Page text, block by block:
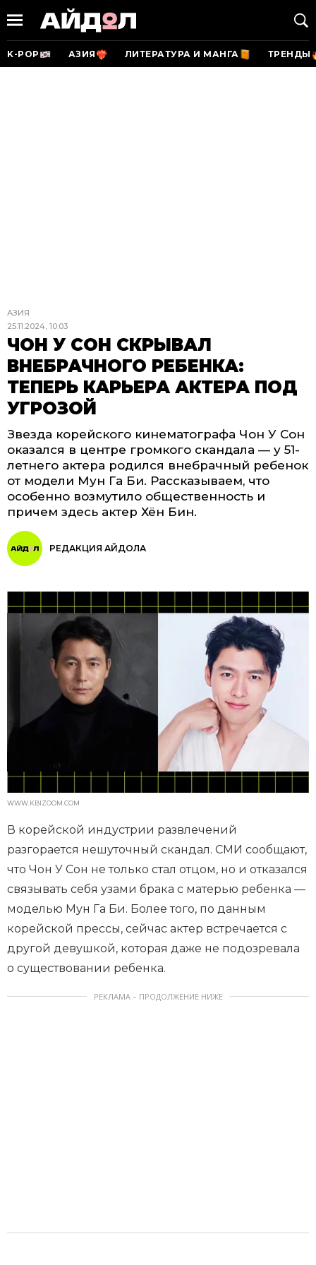
K-POP АЗИЯ ЛИТЕРАТУРА И МАНГА ТРЕНДЫ
АЗИЯ
25.11.2024, 10:03
ЧОН У СОН СКРЫВАЛ
ВНЕБРАЧНОГО РЕБЕНКА:
ТЕПЕРЬ КАРЬЕРА АКТЕРА ПОД
УГРОЗОЙ
Звезда корейского кинематографа Чон У Сон
оказался в центре громкого скандала — у 51-
летнего актера родился внебрачный ребенок
от модели Мун Га Би. Рассказываем, что
особенно возмутило общественность и
причем здесь актер Хён Бин.
РЕДАКЦИЯ АЙДОЛА
WWW.KBIZOOM.COM
В корейской индустрии развлечений
разгорается нешуточный скандал. СМИ сообщают,
что Чон У Сон не только стал отцом, но и отказался
связывать себя узами брака с матерью ребенка —
моделью Мун Га Би. Более того, по данным
корейской прессы, сейчас актер встречается с
другой девушкой, которая даже не подозревала
о существовании ребенка.
РЕКЛАМА – ПРОДОЛЖЕНИЕ НИЖЕ